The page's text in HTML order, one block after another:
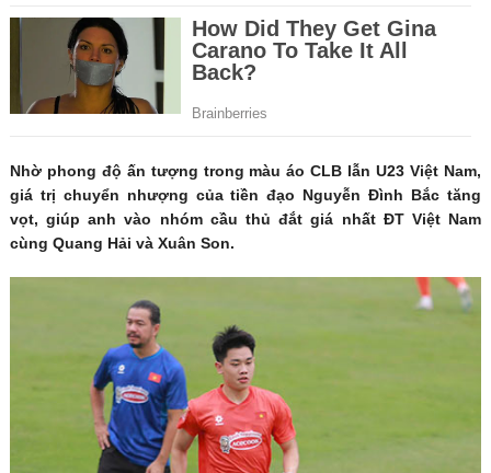
Nhờ phong độ ấn tượng trong màu áo CLB lẫn U23 Việt Nam,
giá trị chuyển nhượng của tiền đạo Nguyễn Đình Bắc tăng
vọt, giúp anh vào nhóm cầu thủ đắt giá nhất ĐT Việt Nam
cùng Quang Hải và Xuân Son.